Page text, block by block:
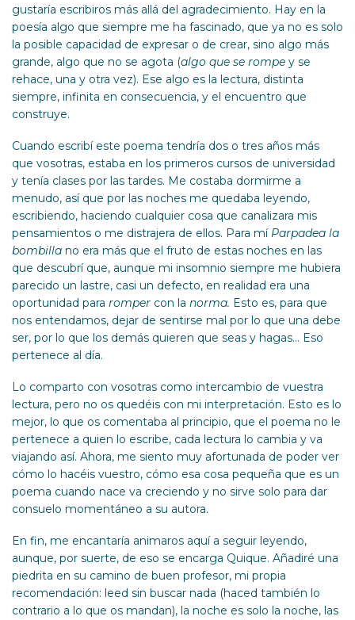
gustaría escribiros más allá del agradecimiento. Hay en la
poesía algo que siempre me ha fascinado, que ya no es solo
la posible capacidad de expresar o de crear, sino algo más
grande, algo que no se agota (algo que se rompe y se
rehace, una y otra vez). Ese algo es la lectura, distinta
siempre, infinita en consecuencia, y el encuentro que
construye.
Cuando escribí este poema tendría dos o tres años más
que vosotras, estaba en los primeros cursos de universidad
y tenía clases por las tardes. Me costaba dormirme a
menudo, así que por las noches me quedaba leyendo,
escribiendo, haciendo cualquier cosa que canalizara mis
pensamientos o me distrajera de ellos. Para mí Parpadea la
bombilla no era más que el fruto de estas noches en las
que descubrí que, aunque mi insomnio siempre me hubiera
parecido un lastre, casi un defecto, en realidad era una
oportunidad para romper con la norma. Esto es, para que
nos entendamos, dejar de sentirse mal por lo que una debe
ser, por lo que los demás quieren que seas y hagas… Eso
pertenece al día.
Lo comparto con vosotras como intercambio de vuestra
lectura, pero no os quedéis con mi interpretación. Esto es lo
mejor, lo que os comentaba al principio, que el poema no le
pertenece a quien lo escribe, cada lectura lo cambia y va
viajando así. Ahora, me siento muy afortunada de poder ver
cómo lo hacéis vuestro, cómo esa cosa pequeña que es un
poema cuando nace va creciendo y no sirve solo para dar
consuelo momentáneo a su autora.
En fin, me encantaría animaros aquí a seguir leyendo,
aunque, por suerte, de eso se encarga Quique. Añadiré una
piedrita en su camino de buen profesor, mi propia
recomendación: leed sin buscar nada (haced también lo
contrario a lo que os mandan), la noche es solo la noche, las